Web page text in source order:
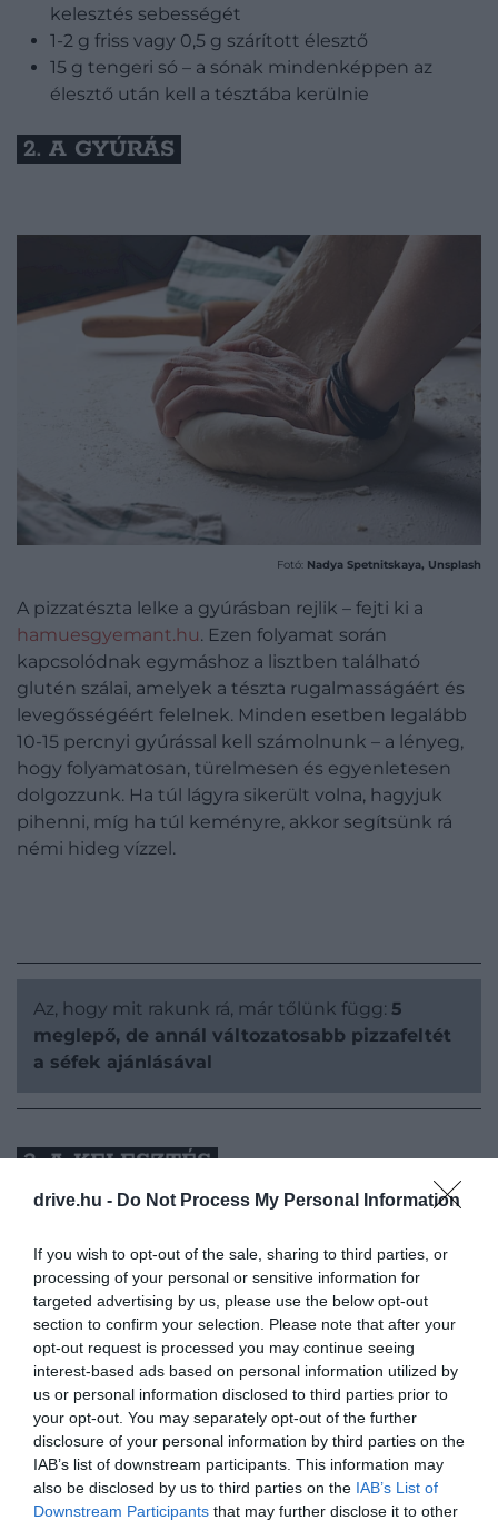
drive.hu - Do Not Process My Personal Information
If you wish to opt-out of the sale, sharing to third parties, or
processing of your personal or sensitive information for
targeted advertising by us, please use the below opt-out
section to confirm your selection. Please note that after your
opt-out request is processed you may continue seeing
interest-based ads based on personal information utilized by
us or personal information disclosed to third parties prior to
your opt-out. You may separately opt-out of the further
disclosure of your personal information by third parties on the
IAB’s list of downstream participants. This information may
also be disclosed by us to third parties on the IAB’s List of
Downstream Participants that may further disclose it to other
kelesztés sebességét
1-2 g friss vagy 0,5 g szárított élesztő
15 g tengeri só – a sónak mindenképpen az
élesztő után kell a tésztába kerülnie
2. A GYÚRÁS
Fotó: Nadya Spetnitskaya, Unsplash
A pizzatészta lelke a gyúrásban rejlik – fejti ki a
hamuesgyemant.hu. Ezen folyamat során
kapcsolódnak egymáshoz a lisztben található
glutén szálai, amelyek a tészta rugalmasságáért és
levegősségéért felelnek. Minden esetben legalább
10-15 percnyi gyúrással kell számolnunk – a lényeg,
hogy folyamatosan, türelmesen és egyenletesen
dolgozzunk. Ha túl lágyra sikerült volna, hagyjuk
pihenni, míg ha túl keményre, akkor segítsünk rá
némi hideg vízzel.
Az, hogy mit rakunk rá, már tőlünk függ: 5
meglepő, de annál változatosabb pizzafeltét
a séfek ajánlásával
3. A KELESZTÉS